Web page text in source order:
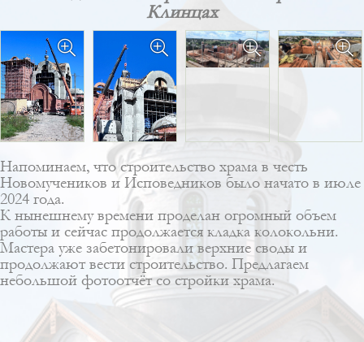
Клинцах
Напоминаем, что строительство храма в честь
Новомучеников и Исповедников было начато в июле
2024 года.
К нынешнему времени проделан огромный объем
работы и сейчас продолжается кладка колокольни.
Мастера уже забетонировали верхние своды и
продолжают вести строительство. Предлагаем
небольшой фотоотчёт со стройки храма.